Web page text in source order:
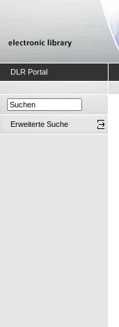
DLR Portal
Erweiterte Suche